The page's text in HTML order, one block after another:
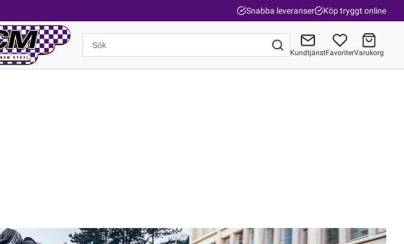
Snabba leveranser Köp tryggt online
KundtjänstFavoriterVarukorg